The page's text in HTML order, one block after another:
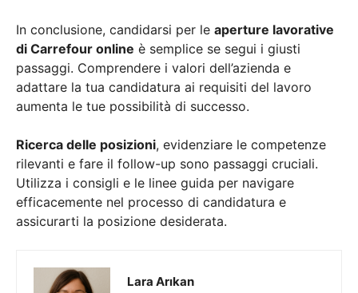
Lara Arıkan
Lara Arıkan is a passionate musician,
digital archivist and the creator behind
Müzik Notaları. With over a decade of
lovers with the most up-to-date
sheet-music archives and easy-to-use
resources. Lara believes that music
should be accessible and enjoyable,
not just for professionals but for
everyone who wants to explore and
focus on the joy of playing.